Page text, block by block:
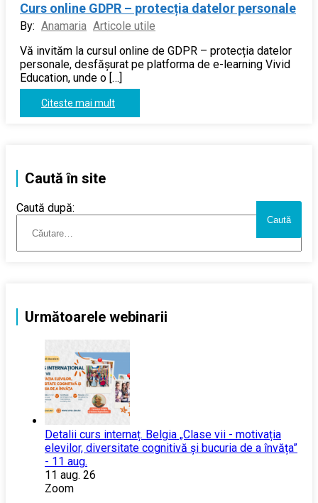
Curs online GDPR – protecția datelor personale
By: Anamaria Articole utile
Vă invităm la cursul online de GDPR – protecția datelor
personale, desfășurat pe platforma de e-learning Vivid
Education, unde o […]
Citeste mai mult
Caută în site
Caută după:
Următoarele webinarii
Detalii curs internaț. Belgia „Clase vii - motivația
elevilor, diversitate cognitivă și bucuria de a învăța”
- 11 aug.
11 aug. 26
Zoom